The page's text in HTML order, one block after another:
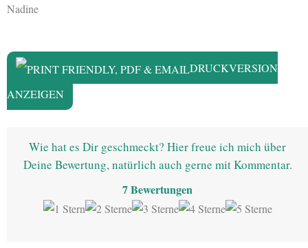
Nadine
DRUCKVERSION
ANZEIGEN
Wie hat es Dir geschmeckt? Hier freue ich mich über
Deine Bewertung, natürlich auch gerne mit Kommentar.
7Bewertungen